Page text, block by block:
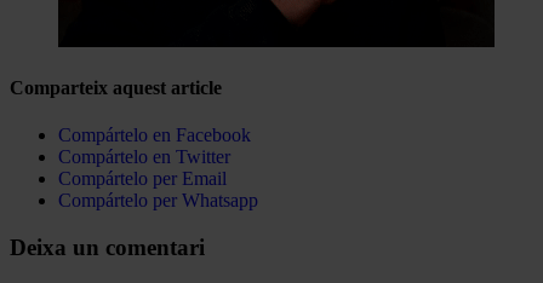
Comparteix aquest article
Compártelo en Facebook
Compártelo en Twitter
Compártelo per Email
Compártelo per Whatsapp
Deixa un comentari